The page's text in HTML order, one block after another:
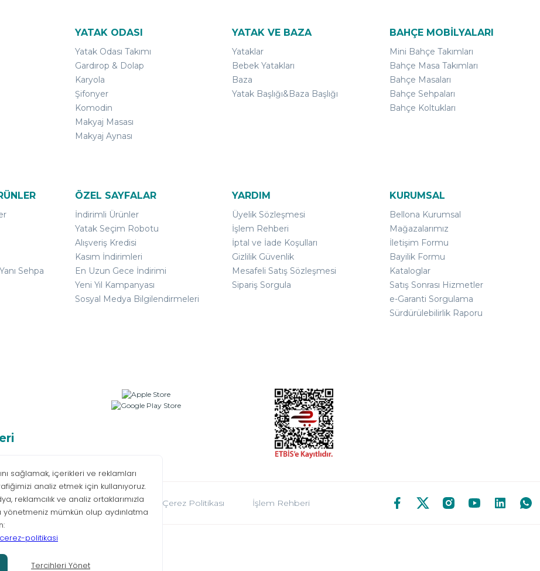
YATAK ODASI
Yatak Odası Takımı
Gardırop & Dolap
Karyola
Şifonyer
Komodin
Makyaj Masası
Makyaj Aynası
YATAK VE BAZA
Yataklar
Bebek Yatakları
Baza
Yatak Başlığı&Baza Başlığı
BAHÇE MOBİLYALARI
Mini Bahçe Takımları
Bahçe Masa Takımları
Bahçe Masaları
Bahçe Sehpaları
Bahçe Koltukları
Sehpa
ÖZEL SAYFALAR
İndirimli Ürünler
Yatak Seçim Robotu
Alışveriş Kredisi
Kasım İndirimleri
En Uzun Gece İndirimi
Yeni Yıl Kampanyası
Sosyal Medya Bilgilendirmeleri
YARDIM
Üyelik Sözleşmesi
İşlem Rehberi
İptal ve İade Koşulları
Gizlilik Güvenlik
Mesafeli Satış Sözleşmesi
Sipariş Sorgula
KURUMSAL
Bellona Kurumsal
Mağazalarımız
İletişim Formu
Bayilik Formu
Kataloglar
Satış Sonrası Hizmetler
e-Garanti Sorgulama
Sürdürülebilirlik Raporu
Toplumu Hizmetleri KVKK Çerez Politikası İşlem Rehberi